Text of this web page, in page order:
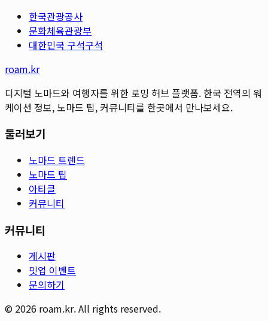
한국관광공사
문화체육관광부
대한민국 구석구석
roam.kr
디지털 노마드와 여행자를 위한 로밍 허브 플랫폼. 한국 전역의 워
케이션 정보, 노마드 팁, 커뮤니티를 한곳에서 만나보세요.
둘러보기
노마드 트렌드
노마드 팁
아티클
커뮤니티
커뮤니티
게시판
밋업 이벤트
문의하기
© 2026 roam.kr. All rights reserved.